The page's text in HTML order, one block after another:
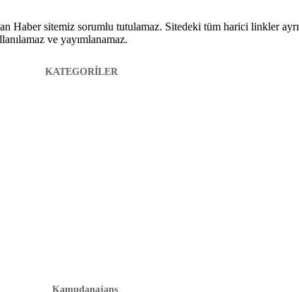
Haber sitemiz sorumlu tutulamaz. Sitedeki tüm harici linkler
ve yayımlanamaz.
KATEGORİLER
Kamudanajans